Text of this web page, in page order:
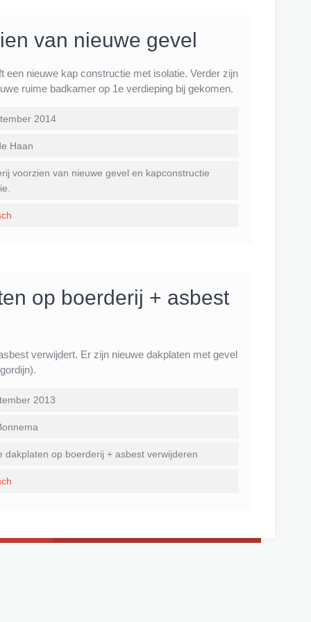
van nieuwe gevel
een nieuwe kap constructie met isolatie. Verder zijn
ruime badkamer op 1e verdieping bij gekomen.
2014
Haan
voorzien van nieuwe gevel en kapconstructie
op boerderij + asbest
verwijdert. Er zijn nieuwe dakplaten met gevel
2013
dakplaten op boerderij + asbest verwijderen